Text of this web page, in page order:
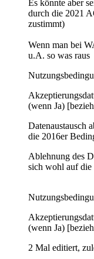
Es könnte aber
durch die 2021
zustimmt)
Wenn man bei
u.A. so was raus
(wenn Ja)
Datenaustausch
die 2016er
Ablehnung des
sich wohl auf
(wenn Ja)
2 Mal editiert,